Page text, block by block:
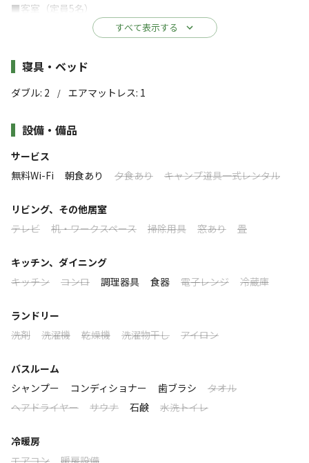
■客室（定員5名）
客室内にはダブルベッドを2台ご用意。
5名様にてご利用の場合には簡易式エアベッド1台をお付けしま
す。
【朝食】※全プラン共通となります
焼き、食パンにのせて食べていただくスタイル♪
【夕食】当プランは【夕食なし】のプランとなります。
ご利用いただけます。
〈ご提供可能な備品〉
紙皿・プラスチックコップ・まな板・包丁
すべて表示する
施設詳細
寝具・ベッド
ダブル: 2 / エアマットレス: 1
設備・備品
サービス
無料Wi-Fi
朝食あり 夕食あり キャンプ道具一式レンタル
リビング、その他居室
テレビ
机・ワークスペース 掃除用具 窓あり 畳
キッチン、ダイニング
キッチン
コンロ 調理器具 食器 電子レンジ 冷蔵庫
ランドリー
洗剤
洗濯機 乾燥機 洗濯物干し アイロン
バスルーム
シャンプー
コンディショナー 歯ブラシ
タオル
ヘアドライヤー
サウナ 石鹸 水洗トイレ
冷暖房
エアコン
暖房設備
砂浜“beach“と空“SORA“のもとで 心に残る思
開放的なプライベート空間は
いつもより自然体なあなたへと導き、
大切な人と過ごす時間をより特別なものへサポートします​​
ビーチより望める無人島の友が島やそこに沈む夕日を眺め
ながら、思い思いの時間を過ごしていただけます。
標高
雰囲気
まったり
落ち着く